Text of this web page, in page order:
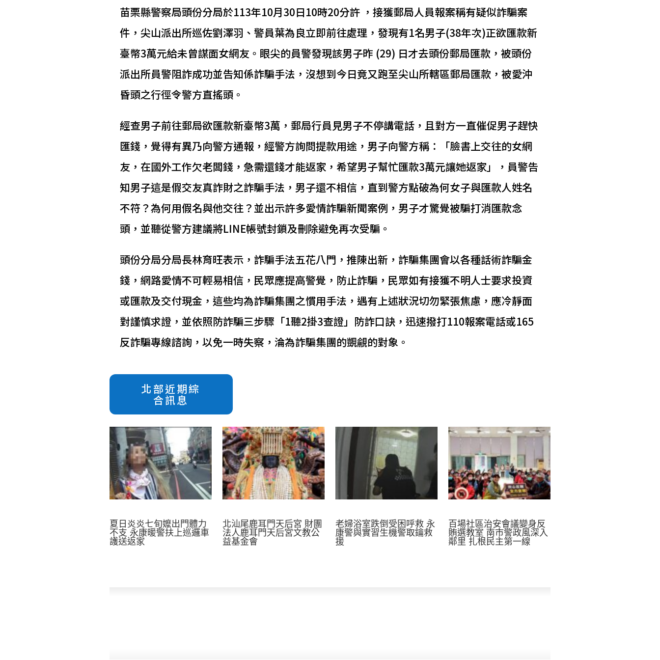
苗栗縣警察局頭份分局於113年10月30日10時20分許 ，接獲郵局人員報案稱有疑似詐騙案
件，尖山派出所巡佐劉澤羽、警員葉為良立即前往處理，發現有1名男子(38年次)正欲匯款新
臺幣3萬元給未曾謀面女網友。眼尖的員警發現該男子昨 (29) 日才去頭份郵局匯款，被頭份
派出所員警阻詐成功並告知係詐騙手法，沒想到今日竟又跑至尖山所轄區郵局匯款，被愛沖
昏頭之行徑令警方直搖頭。
經查男子前往郵局欲匯款新臺幣3萬，郵局行員見男子不停講電話，且對方一直催促男子趕快
匯錢，覺得有異乃向警方通報，經警方詢問提款用途，男子向警方稱：「臉書上交往的女網
友，在國外工作欠老闆錢，急需還錢才能返家，希望男子幫忙匯款3萬元讓她返家」，員警告
知男子這是假交友真詐財之詐騙手法，男子還不相信，直到警方點破為何女子與匯款人姓名
不符？為何用假名與他交往？並出示許多愛情詐騙新聞案例，男子才驚覺被騙打消匯款念
頭，並聽從警方建議將LINE帳號封鎖及刪除避免再次受騙。
頭份分局分局長林育旺表示，詐騙手法五花八門，推陳出新，詐騙集團會以各種話術詐騙金
錢，網路愛情不可輕易相信，民眾應提高警覺，防止詐騙，民眾如有接獲不明人士要求投資
或匯款及交付現金，這些均為詐騙集團之慣用手法，遇有上述狀況切勿緊張焦慮，應冷靜面
對謹慎求證，並依照防詐騙三步驟「1聽2掛3查證」防詐口訣，迅速撥打110報案電話或165
反詐騙專線諮詢，以免一時失察，淪為詐騙集團的覬覦的對象。
北部近期綜
合訊息
夏日炎炎七旬嬤出門體力
不支 永康暖警扶上巡邏車
護送返家
北汕尾鹿耳門天后宮 財團
法人鹿耳門天后宮文教公
益基金會
老婦浴室跌倒受困呼救 永
康警與實習生機警取鑰救
援
百場社區治安會議變身反
賄選教室 南市警政風深入
鄰里 扎根民主第一線